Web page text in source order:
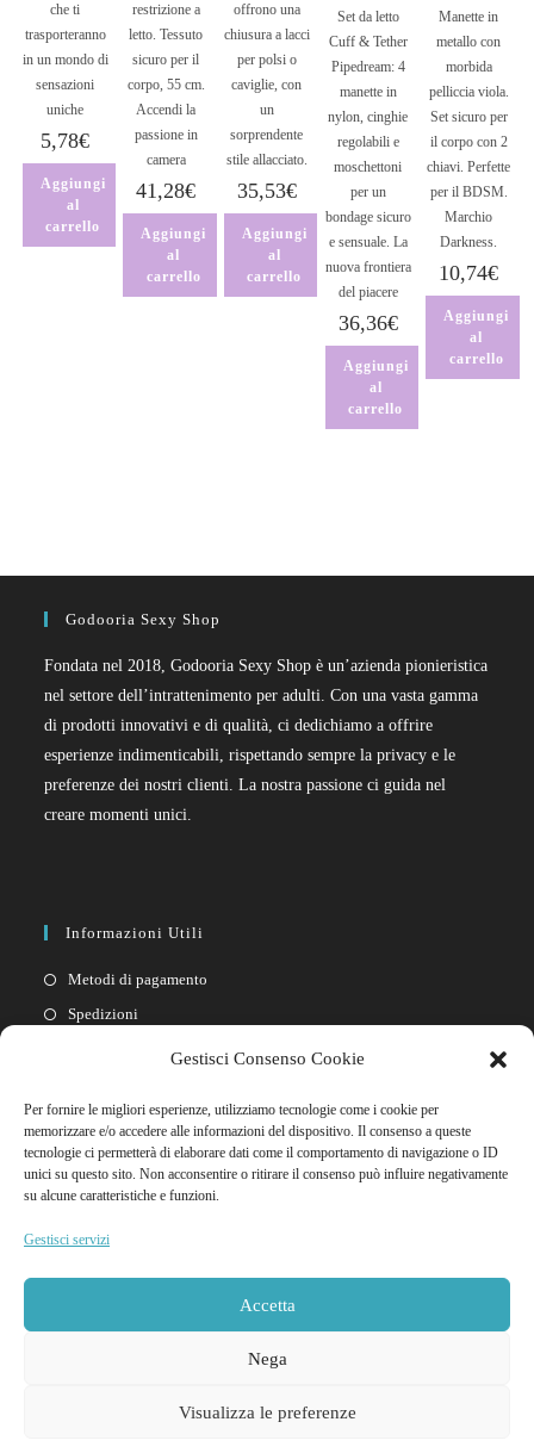
Gestisci Consenso Cookie
Per fornire le migliori esperienze, utilizziamo tecnologie come i cookie per
memorizzare e/o accedere alle informazioni del dispositivo. Il consenso a queste
tecnologie ci permetterà di elaborare dati come il comportamento di navigazione o ID
unici su questo sito. Non acconsentire o ritirare il consenso può influire negativamente
su alcune caratteristiche e funzioni.
Gestisci servizi
Accetta
Nega
Visualizza le preferenze
che ti
trasporteranno
in un mondo di
sensazioni
uniche
5,78€
Aggiungi
al
carrello
restrizione a
letto. Tessuto
sicuro per il
corpo, 55 cm.
Accendi la
passione in
camera
41,28€
Aggiungi
al
carrello
offrono una
chiusura a lacci
per polsi o
caviglie, con
un
sorprendente
stile allacciato.
35,53€
Aggiungi
al
carrello
Set da letto
Cuff & Tether
Pipedream: 4
manette in
nylon, cinghie
regolabili e
moschettoni
per un
bondage sicuro
e sensuale. La
nuova frontiera
del piacere
36,36€
Aggiungi
al
carrello
Manette in
metallo con
morbida
pelliccia viola.
Set sicuro per
il corpo con 2
chiavi. Perfette
per il BDSM.
Marchio
Darkness.
10,74€
Aggiungi
al
carrello
Godooria Sexy Shop
Fondata nel 2018, Godooria Sexy Shop è un’azienda pionieristica
nel settore dell’intrattenimento per adulti. Con una vasta gamma
di prodotti innovativi e di qualità, ci dedichiamo a offrire
esperienze indimenticabili, rispettando sempre la privacy e le
preferenze dei nostri clienti. La nostra passione ci guida nel
creare momenti unici.
Informazioni Utili
Metodi di pagamento
Spedizioni
Cookie policy
Link Rapidi